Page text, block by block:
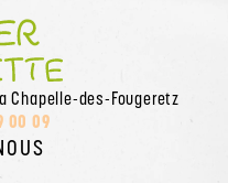
Chapelle-des-Fougeretz
00 09